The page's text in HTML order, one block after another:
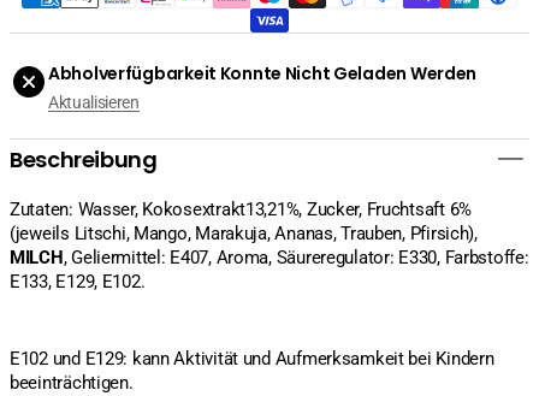
6
Schälchen,
480g
verringern
Schälchen,
480g
erhöhen
Abholverfügbarkeit Konnte Nicht Geladen Werden
Aktualisieren
Beschreibung
Zutaten: Wasser, Kokosextrakt13,21%, Zucker, Fruchtsaft 6%
(jeweils Litschi, Mango, Marakuja, Ananas, Trauben, Pfirsich),
MILCH, Geliermittel: E407, Aroma, Säureregulator: E330, Farbstoffe:
E133, E129, E102.
E102 und E129: kann Aktivität und Aufmerksamkeit bei Kindern
beeinträchtigen.